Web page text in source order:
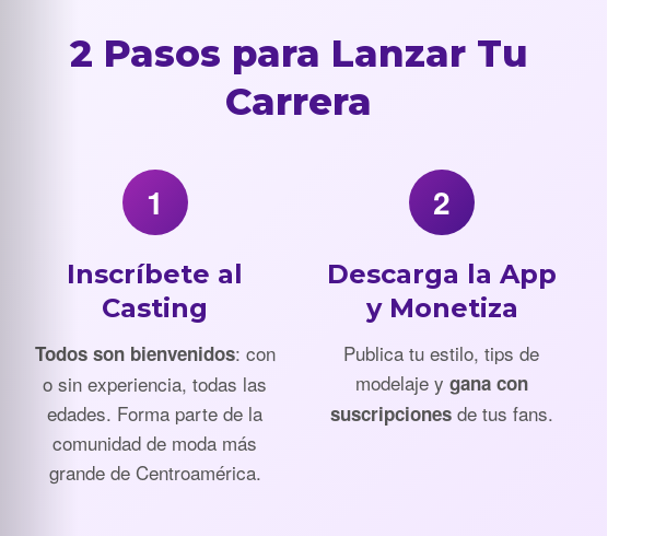
2 Pasos para Lanzar Tu
Carrera
1
Inscríbete al
Casting
Todos son bienvenidos: con
o sin experiencia, todas las
edades. Forma parte de la
comunidad de moda más
grande de Centroamérica.
2
Descarga la App
y Monetiza
Publica tu estilo, tips de
modelaje ygana con
suscripciones de tus fans.